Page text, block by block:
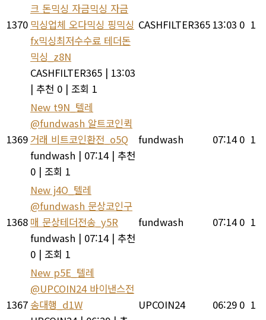
1370
크 돈믹싱 자금믹싱 자금
믹싱업체 오다믹싱 핑믹싱
fx믹싱최저수수료 테더돈
믹싱_z8N
CASHFILTER365 | 13:03
| 추천 0 | 조회 1
CASHFILTER365 13:03 0 1
1369
New t9N_텔레
@fundwash 알트코인퀵
거래 비트코인환전_o5Q
fundwash | 07:14 | 추천
0 | 조회 1
fundwash 07:14 0 1
1368
New j4O_텔레
@fundwash 문상코인구
매 문상테더전송_y5R
fundwash | 07:14 | 추천
0 | 조회 1
fundwash 07:14 0 1
1367
New p5E_텔레
@UPCOIN24 바이낸스전
송대행_d1W
UPCOIN24 06:29 0 1